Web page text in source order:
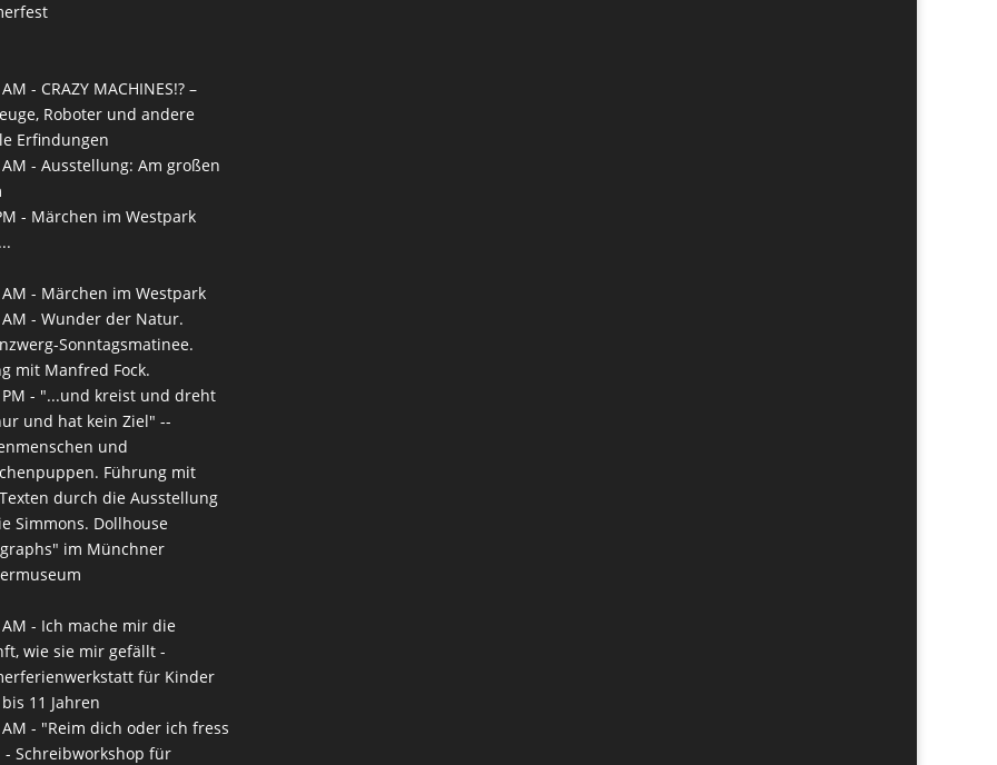
AM -CRAZY MACHINES!? –
Roboter und andere
Erfindungen
AM -Ausstellung: Am großen
- Märchen im Westpark
- Märchen im Westpark
AM -Wunder der Natur.
Sonntagsmatinee.
mit Manfred Fock.
- "...und kreist und dreht
und hat kein Ziel" --
und
Führung mit
durch die Ausstellung
Simmons. Dollhouse
im Münchner
- Ich mache mir die
wie sie mir gefällt -
für Kinder
11 Jahren
- "Reim dich oder ich fress
- Schreibworkshop für